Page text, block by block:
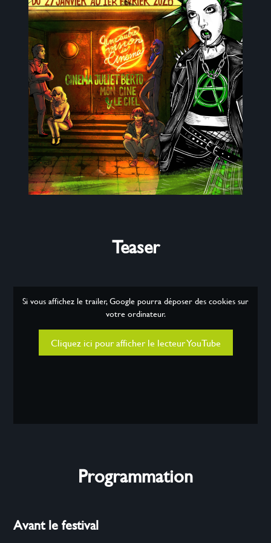
Teaser
Si vous affichez le trailer, Google pourra déposer des cookies sur
votre ordinateur.
Cliquez ici pour afficher le lecteur YouTube
Programmation
Avant le festival